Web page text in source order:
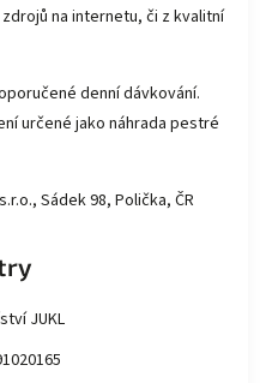
na internetu, či z kvalitní
denní dávkování.
určené jako náhrada pestré
Sádek 98, Polička, ČR
JUKL